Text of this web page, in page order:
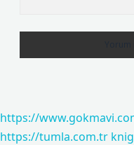
https://
https://tumla.com.tr